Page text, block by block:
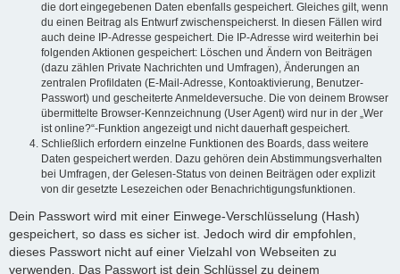
die dort eingegebenen Daten ebenfalls gespeichert. Gleiches gilt, wenn
du einen Beitrag als Entwurf zwischenspeicherst. In diesen Fällen wird
auch deine IP-Adresse gespeichert. Die IP-Adresse wird weiterhin bei
folgenden Aktionen gespeichert: Löschen und Ändern von Beiträgen
(dazu zählen Private Nachrichten und Umfragen), Änderungen an
zentralen Profildaten (E-Mail-Adresse, Kontoaktivierung, Benutzer-
Passwort) und gescheiterte Anmeldeversuche. Die von deinem Browser
übermittelte Browser-Kennzeichnung (User Agent) wird nur in der „Wer
ist online?“-Funktion angezeigt und nicht dauerhaft gespeichert.
Schließlich erfordern einzelne Funktionen des Boards, dass weitere
Daten gespeichert werden. Dazu gehören dein Abstimmungsverhalten
bei Umfragen, der Gelesen-Status von deinen Beiträgen oder explizit
von dir gesetzte Lesezeichen oder Benachrichtigungsfunktionen.
Dein Passwort wird mit einer Einwege-Verschlüsselung (Hash)
gespeichert, so dass es sicher ist. Jedoch wird dir empfohlen,
dieses Passwort nicht auf einer Vielzahl von Webseiten zu
verwenden. Das Passwort ist dein Schlüssel zu deinem